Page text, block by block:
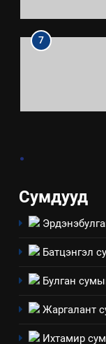
7
1
.
Сумдууд
Батцэнгэл
Булган
Жаргалант
Ихтамир